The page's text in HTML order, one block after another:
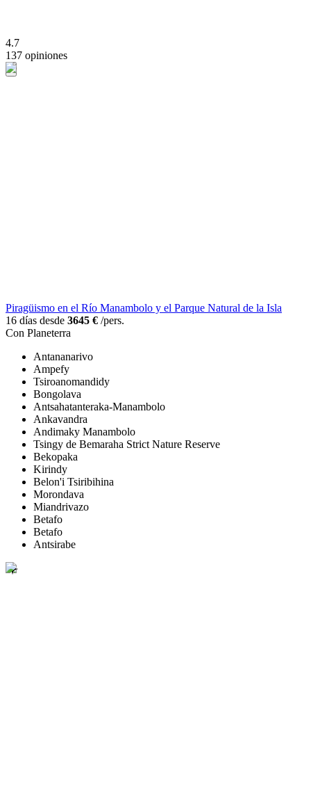
4.7
137 opiniones
Piragüismo en el Río Manambolo y el Parque Natural de la Isla
16 días desde 3645 € /pers.
Con Planeterra
Antananarivo
Ampefy
Tsiroanomandidy
Bongolava
Antsahatanteraka-Manambolo
Ankavandra
Andimaky Manambolo
Tsingy de Bemaraha Strict Nature Reserve
Bekopaka
Kirindy
Belon'i Tsiribihina
Morondava
Miandrivazo
Betafo
Betafo
Antsirabe